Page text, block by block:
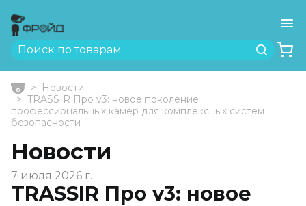
Найти
ГлавнаяНовости
TRASSIR Про v3: новое поколение
профессиональных камер для комплексных систем
безопасности
Новости
7 июля 2026 г.
TRASSIR Про v3: новое